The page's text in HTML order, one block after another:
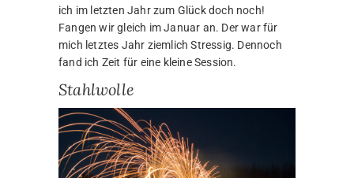
ich im letzten Jahr zum Glück doch noch!
Fangen wir gleich im Januar an. Der war für
mich letztes Jahr ziemlich Stressig. Dennoch
fand ich Zeit für eine kleine Session.
Stahlwolle